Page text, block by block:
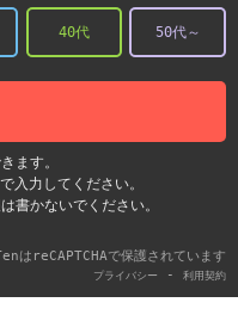
40代 50代～
ます。
入力してください。
書かないでください。
はreCAPTCHAで保護されています
プライバシー - 利用契約